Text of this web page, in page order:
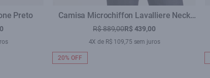
Preto
Camisa Microchiffon Lavalliere Neck
Preto
R$ 889,00R$ 439,00
4X de R$ 109,75 sem juros
20% OFF